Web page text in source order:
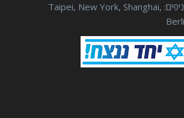
סניפים: Taipei, New York, Shanghai,